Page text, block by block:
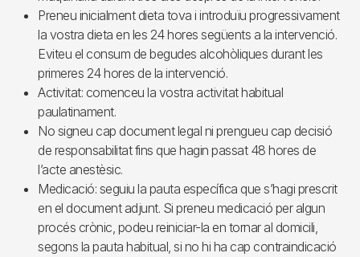
Preneu inicialment dieta tova i introduïu progressivament
la vostra dieta en les 24 hores següents a la intervenció.
Eviteu el consum de begudes alcohòliques durant les
primeres 24 hores de la intervenció.
Activitat: comenceu la vostra activitat habitual
paulatinament.
No signeu cap document legal ni prengueu cap decisió
de responsabilitat fins que hagin passat 48 hores de
l’acte anestèsic.
Medicació: seguiu la pauta específica que s’hagi prescrit
en el document adjunt. Si preneu medicació per algun
procés crònic, podeu reiniciar-la en tornar al domicili,
segons la pauta habitual, si no hi ha cap contraindicació